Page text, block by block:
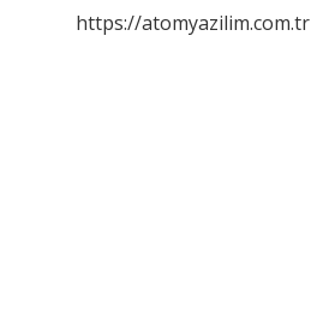
https://atomyazilim.com.tr